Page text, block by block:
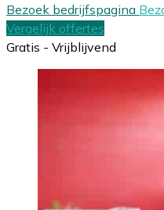
Bezoek bedrijfspagina
Vergelijk offertes
Gratis - Vrijblijvend